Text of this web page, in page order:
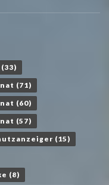
(33)
(71)
(60)
(57)
(15)
(8)